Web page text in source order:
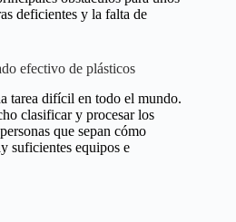
deficientes y la falta de
efectivo de plásticos
tarea difícil en todo el mundo.
clasificar y procesar los
que sepan cómo
suficientes equipos e